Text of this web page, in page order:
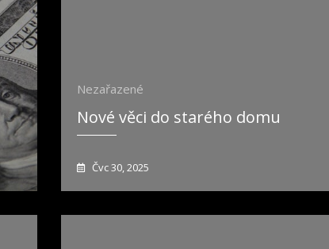
Nezařazené
Nové věci do starého domu
Čvc 30, 2025